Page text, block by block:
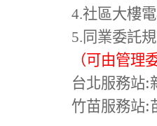
4.社區大樓
5. 同業委託
（可由管理
台北服務站:
竹苗服務站: